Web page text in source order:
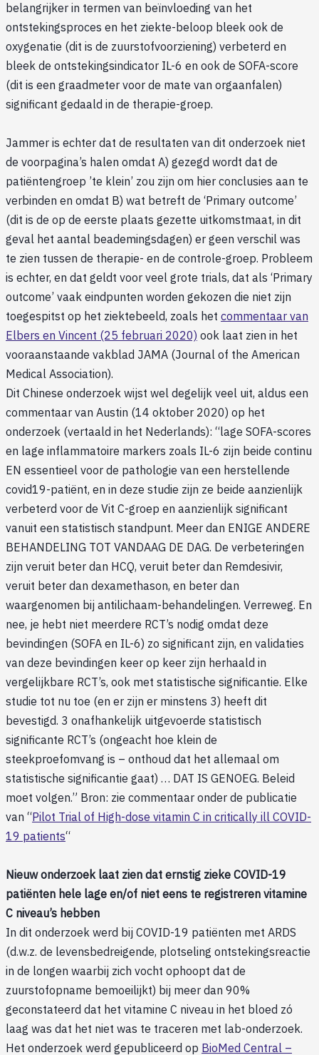
belangrijker in termen van beïnvloeding van het
ontstekingsproces en het ziekte-beloop bleek ook de
oxygenatie (dit is de zuurstofvoorziening) verbeterd en
bleek de ontstekingsindicator IL-6 en ook de SOFA-score
(dit is een graadmeter voor de mate van orgaanfalen)
significant gedaald in de therapie-groep.
Jammer is echter dat de resultaten van dit onderzoek niet
de voorpagina’s halen omdat A) gezegd wordt dat de
patiëntengroep ’te klein’ zou zijn om hier conclusies aan te
verbinden en omdat B) wat betreft de ‘Primary outcome’
(dit is de op de eerste plaats gezette uitkomstmaat, in dit
geval het aantal beademingsdagen) er geen verschil was
te zien tussen de therapie- en de controle-groep. Probleem
is echter, en dat geldt voor veel grote trials, dat als ‘Primary
outcome’ vaak eindpunten worden gekozen die niet zijn
toegespitst op het ziektebeeld, zoals het commentaar van
Elbers en Vincent (25 februari 2020) ook laat zien in het
vooraanstaande vakblad JAMA (Journal of the American
Medical Association).
Dit Chinese onderzoek wijst wel degelijk veel uit, aldus een
commentaar van Austin (14 oktober 2020) op het
onderzoek (vertaald in het Nederlands): “lage SOFA-scores
en lage inflammatoire markers zoals IL-6 zijn beide continu
EN essentieel voor de pathologie van een herstellende
covid19-patiënt, en in deze studie zijn ze beide aanzienlijk
verbeterd voor de Vit C-groep en aanzienlijk significant
vanuit een statistisch standpunt. Meer dan ENIGE ANDERE
BEHANDELING TOT VANDAAG DE DAG. De verbeteringen
zijn veruit beter dan HCQ, veruit beter dan Remdesivir,
veruit beter dan dexamethason, en beter dan
waargenomen bij antilichaam-behandelingen. Verreweg. En
nee, je hebt niet meerdere RCT’s nodig omdat deze
bevindingen (SOFA en IL-6) zo significant zijn, en validaties
van deze bevindingen keer op keer zijn herhaald in
vergelijkbare RCT’s, ook met statistische significantie. Elke
studie tot nu toe (en er zijn er minstens 3) heeft dit
bevestigd. 3 onafhankelijk uitgevoerde statistisch
significante RCT’s (ongeacht hoe klein de
steekproefomvang is – onthoud dat het allemaal om
statistische significantie gaat) … DAT IS GENOEG. Beleid
moet volgen.” Bron: zie commentaar onder de publicatie
van “Pilot Trial of High-dose vitamin C in critically ill COVID-
19 patients“
Nieuw onderzoek laat zien dat ernstig zieke COVID-19
patiënten hele lage en/of niet eens te registreren vitamine
C niveau’s hebben
In dit onderzoek werd bij COVID-19 patiënten met ARDS
(d.w.z. de levensbedreigende, plotseling ontstekingsreactie
in de longen waarbij zich vocht ophoopt dat de
zuurstofopname bemoeilijkt) bij meer dan 90%
geconstateerd dat het vitamine C niveau in het bloed zó
laag was dat het niet was te traceren met lab-onderzoek.
Het onderzoek werd gepubliceerd op BioMed Central –